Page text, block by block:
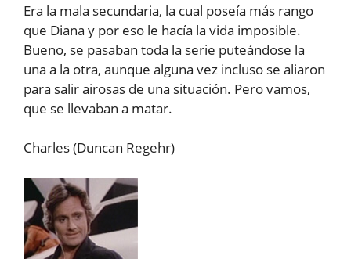
Era la mala secundaria, la cual poseía más rango
que Diana y por eso le hacía la vida imposible.
Bueno, se pasaban toda la serie puteándose la
una a la otra, aunque alguna vez incluso se aliaron
para salir airosas de una situación. Pero vamos,
que se llevaban a matar.
Charles (Duncan Regehr)